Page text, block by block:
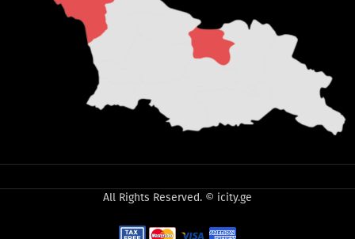
All Rights Reserved. © icity.ge